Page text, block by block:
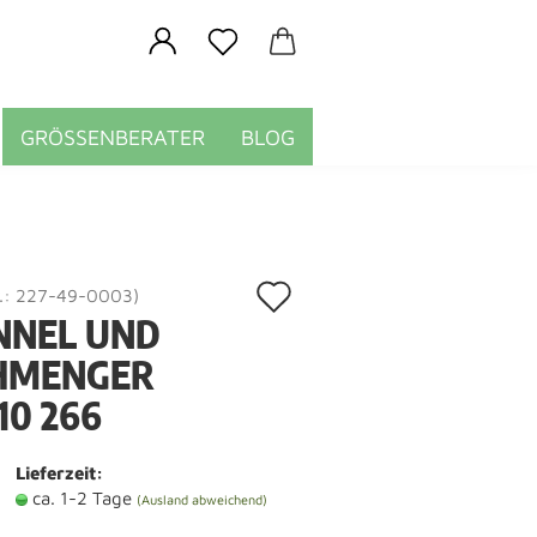
GRÖSSENBERATER BLOG
227-49-0003)
UND
266
Lieferzeit:
ca. 1-2 Tage (Ausland abweichend)